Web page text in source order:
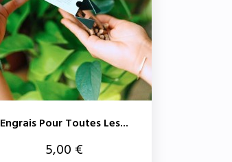
Engrais Pour Toutes Les...
Prix
5,00 €